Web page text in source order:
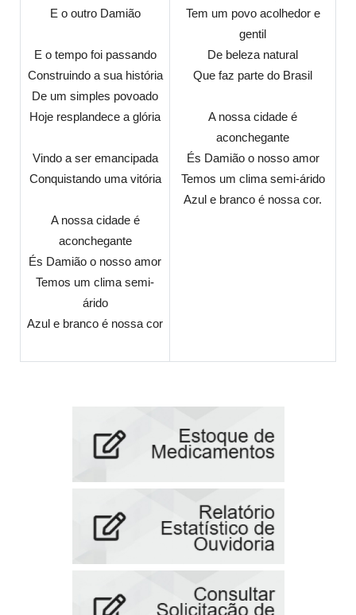
E o outro Damião
E o tempo foi passando
Construindo a sua história
De um simples povoado
Hoje resplandece a glória
Vindo a ser emancipada
Conquistando uma vitória
A nossa cidade é
aconchegante
És Damião o nosso amor
Temos um clima semi-
árido
Azul e branco é nossa cor
Tem um povo acolhedor e
gentil
De beleza natural
Que faz parte do Brasil
A nossa cidade é
aconchegante
És Damião o nosso amor
Temos um clima semi-árido
Azul e branco é nossa cor.